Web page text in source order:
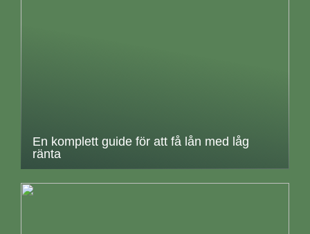
En komplett guide för att få lån med låg
ränta